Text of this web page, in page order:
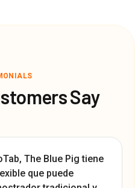
Say
The Blue Pig tiene
que puede